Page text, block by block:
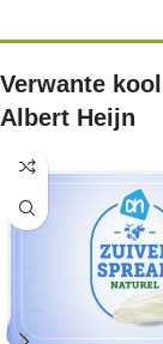
Verwante
Albert Heijn